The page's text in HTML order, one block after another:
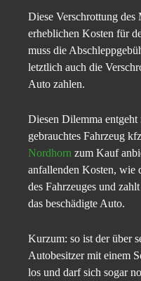
Diese Verschrottung des
erheblichen Kosten für
muss die
letztlich auch die
Auto zahlen.
Diesen Dilemma entgeht
gebrauchtes Fahrzeug
Nordhorn zum Kauf
anfallenden Kosten, wie
des Fahrzeuges und
das beschädigte Auto.
Kurzum: so ist der über
Autobesitzer mit einem
los und darf sich sogar